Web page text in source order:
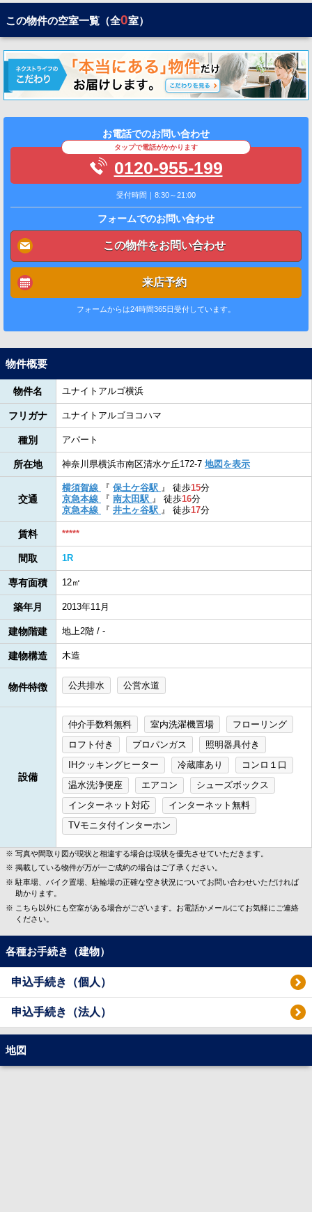
この物件の空室一覧（全0室）
お電話でのお問い合わせ
タップで電話がかかります
0120-955-199
受付時間｜8:30～21:00
フォームでのお問い合わせ
この物件をお問い合わせ
来店予約
フォームからは24時間365日受付しています。
物件概要
物件名 ユナイトアルゴ横浜
フリガナ ユナイトアルゴヨコハマ
種別 アパート
所在地 神奈川県横浜市南区清水ケ丘172-7 地図を表示
交通
横須賀線 『 保土ケ谷駅 』 徒歩15分
京急本線
『 南太田駅 』 徒歩16分
京急本線
『 井土ヶ谷駅 』 徒歩17分
賃料 *****
間取 1R
専有面積 12㎡
築年月 2013年11月
建物階建 地上2階 / -
建物構造 木造
物件特徴 公共排水 公営水道
設備
仲介手数料無料 室内洗濯機置場
フローリング
ロフト付き
プロパンガス
照明器具付き
IHクッキングヒーター
冷蔵庫あり
コンロ１口
温水洗浄便座
エアコン
シューズボックス
インターネット対応
インターネット無料
TVモニタ付インターホン
写真や間取り図が現状と相違する場合は現状を優先させていただきます。
掲載している物件が万が一ご成約の場合はご了承ください。
駐車場、バイク置場、駐輪場の正確な空き状況についてお問い合わせいただければ
助かります。
こちら以外にも空室がある場合がございます。お電話かメールにてお気軽にご連絡
ください。
各種お手続き（建物）
申込手続き（個人）
申込手続き（法人）
地図